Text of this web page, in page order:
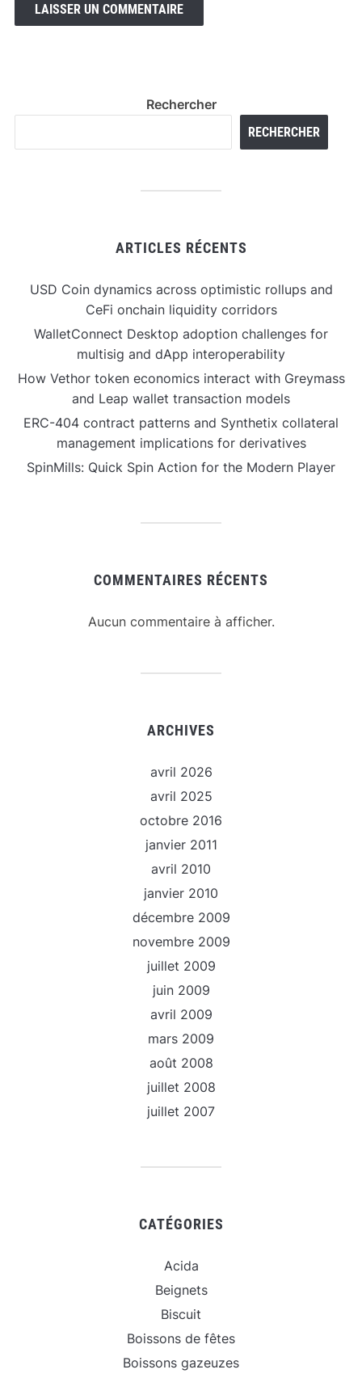
Rechercher
RECHERCHER
ARTICLES RÉCENTS
USD Coin dynamics across optimistic rollups and
CeFi onchain liquidity corridors
WalletConnect Desktop adoption challenges for
multisig and dApp interoperability
How Vethor token economics interact with Greymass
and Leap wallet transaction models
ERC-404 contract patterns and Synthetix collateral
management implications for derivatives
SpinMills: Quick Spin Action for the Modern Player
COMMENTAIRES RÉCENTS
Aucun commentaire à afficher.
ARCHIVES
avril 2026
avril 2025
octobre 2016
janvier 2011
avril 2010
janvier 2010
décembre 2009
novembre 2009
juillet 2009
juin 2009
avril 2009
mars 2009
août 2008
juillet 2008
juillet 2007
CATÉGORIES
Acida
Beignets
Biscuit
Boissons de fêtes
Boissons gazeuzes